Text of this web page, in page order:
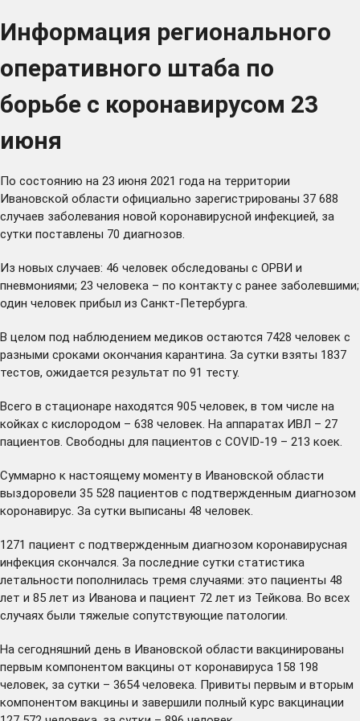
Информация регионального
оперативного штаба по
борьбе с коронавирусом 23
июня
По состоянию на 23 июня 2021 года на территории
Ивановской области официально зарегистрированы 37 688
случаев заболевания новой коронавирусной инфекцией, за
сутки поставлены 70 диагнозов.
Из новых случаев: 46 человек обследованы с ОРВИ и
пневмониями; 23 человека – по контакту с ранее заболевшими;
один человек прибыл из Санкт-Петербурга.
В целом под наблюдением медиков остаются 7428 человек с
разными сроками окончания карантина. За сутки взяты 1837
тестов, ожидается результат по 91 тесту.
Всего в стационаре находятся 905 человек, в том числе на
койках с кислородом – 638 человек. На аппаратах ИВЛ – 27
пациентов. Свободны для пациентов с COVID-19 – 213 коек.
Суммарно к настоящему моменту в Ивановской области
выздоровели 35 528 пациентов с подтвержденным диагнозом
коронавирус. За сутки выписаны 48 человек.
1271 пациент с подтвержденным диагнозом коронавирусная
инфекция скончался. За последние сутки статистика
летальности пополнилась тремя случаями: это пациенты 48
лет и 85 лет из Иванова и пациент 72 лет из Тейкова. Во всех
случаях были тяжелые сопутствующие патологии.
На сегодняшний день в Ивановской области вакцинированы
первым компонентом вакцины от коронавируса 158 198
человек, за сутки – 3654 человека. Привиты первым и вторым
компонентом вакцины и завершили полный курс вакцинации